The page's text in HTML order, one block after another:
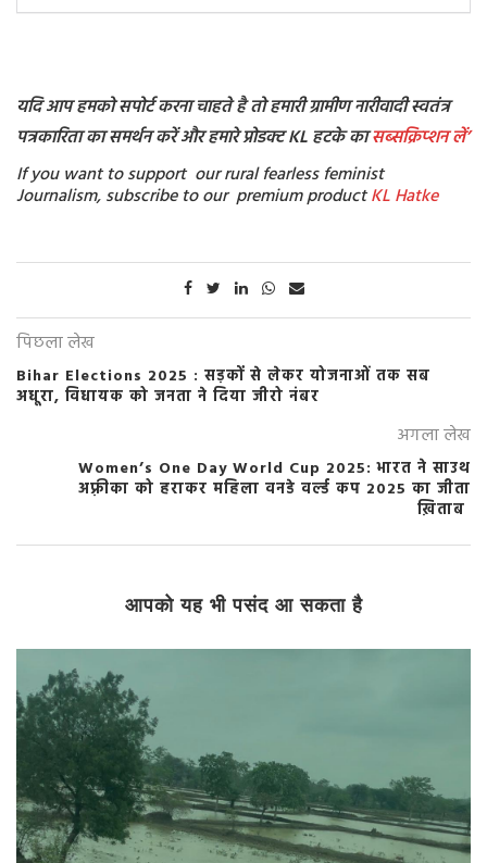
यदि आप हमको सपोर्ट करना चाहते है तो हमारी ग्रामीण नारीवादी स्वतंत्र
पत्रकारिता का समर्थन करें और हमारे प्रोडक्ट KL हटके कासब्सक्रिप्शनलें’
If you want to support our rural fearless feminist
Journalism, subscribe to our premium productKL Hatke
पिछला लेख
Bihar Elections 2025 : सड़कों से लेकर योजनाओं तक सब
अधूरा, विधायक को जनता ने दिया जीरो नंबर
अगला लेख
Women’s One Day World Cup 2025: भारत ने साउथ
अफ़्रीका को हराकर महिला वनडे वर्ल्ड कप 2025 का जीता
ख़िताब
आपको यह भी पसंद आ सकता है